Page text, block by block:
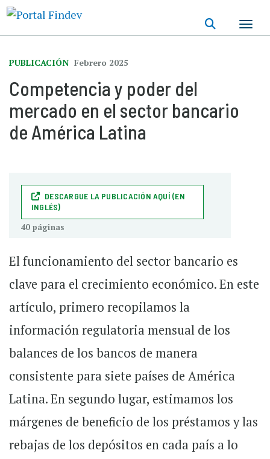
PUBLICACIÓN Febrero 2025
Competencia y poder del
mercado en el sector bancario
de América Latina
DESCARGUE LA PUBLICACIÓN AQUÍ (EN
INGLÉS)
40 páginas
El funcionamiento del sector bancario es
clave para el crecimiento económico. En este
artículo, primero recopilamos la
información regulatoria mensual de los
balances de los bancos de manera
consistente para siete países de América
Latina. En segundo lugar, estimamos los
márgenes de beneficio de los préstamos y las
rebajas de los depósitos en cada país a lo